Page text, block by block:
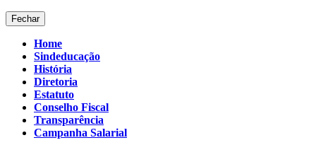
Fechar
Home
Sindeducação
História
Diretoria
Estatuto
Conselho Fiscal
Transparência
Campanha Salarial